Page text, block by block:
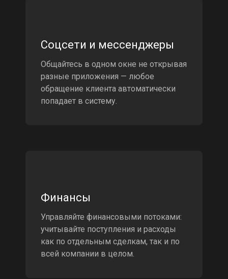
Соцсети и мессенджеры
Общайтесь в одном окне не открывая
разные приложения — любое
обращение клиента автоматически
попадает в систему.
Финансы
Управляйте финансовыми потоками:
учитывайте поступления и расходы
как по отдельным сделкам, так и по
всей компании в целом.